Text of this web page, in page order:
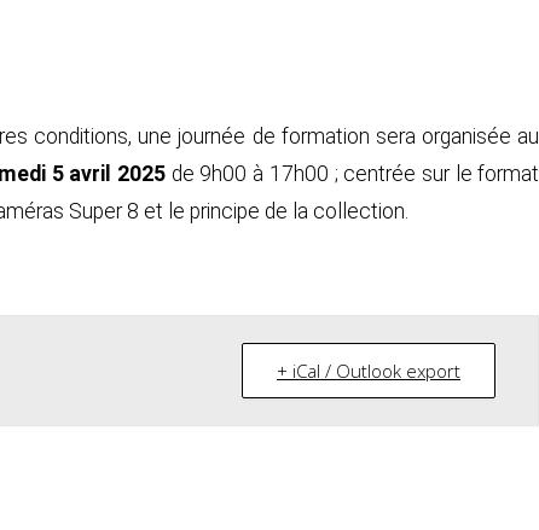
conditions, une journée de formation sera organisée au
5 avril 2025 de 9h00 à 17h00 ; centrée sur le format
Super 8 et le principe de la collection.
+ iCal / Outlook export